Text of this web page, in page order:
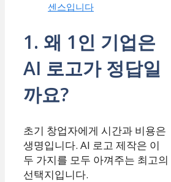
센스입니다
1. 왜 1인 기업은
AI 로고가 정답일
까요?
초기 창업자에게 시간과 비용은
생명입니다. AI 로고 제작은 이
두 가지를 모두 아껴주는 최고의
선택지입니다.